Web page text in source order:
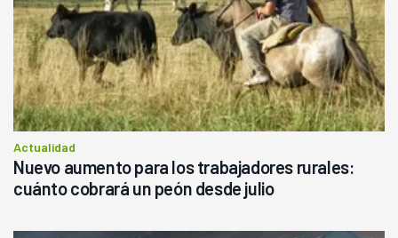
Actualidad
Nuevo aumento para los trabajadores rurales:
cuánto cobrará un peón desde julio